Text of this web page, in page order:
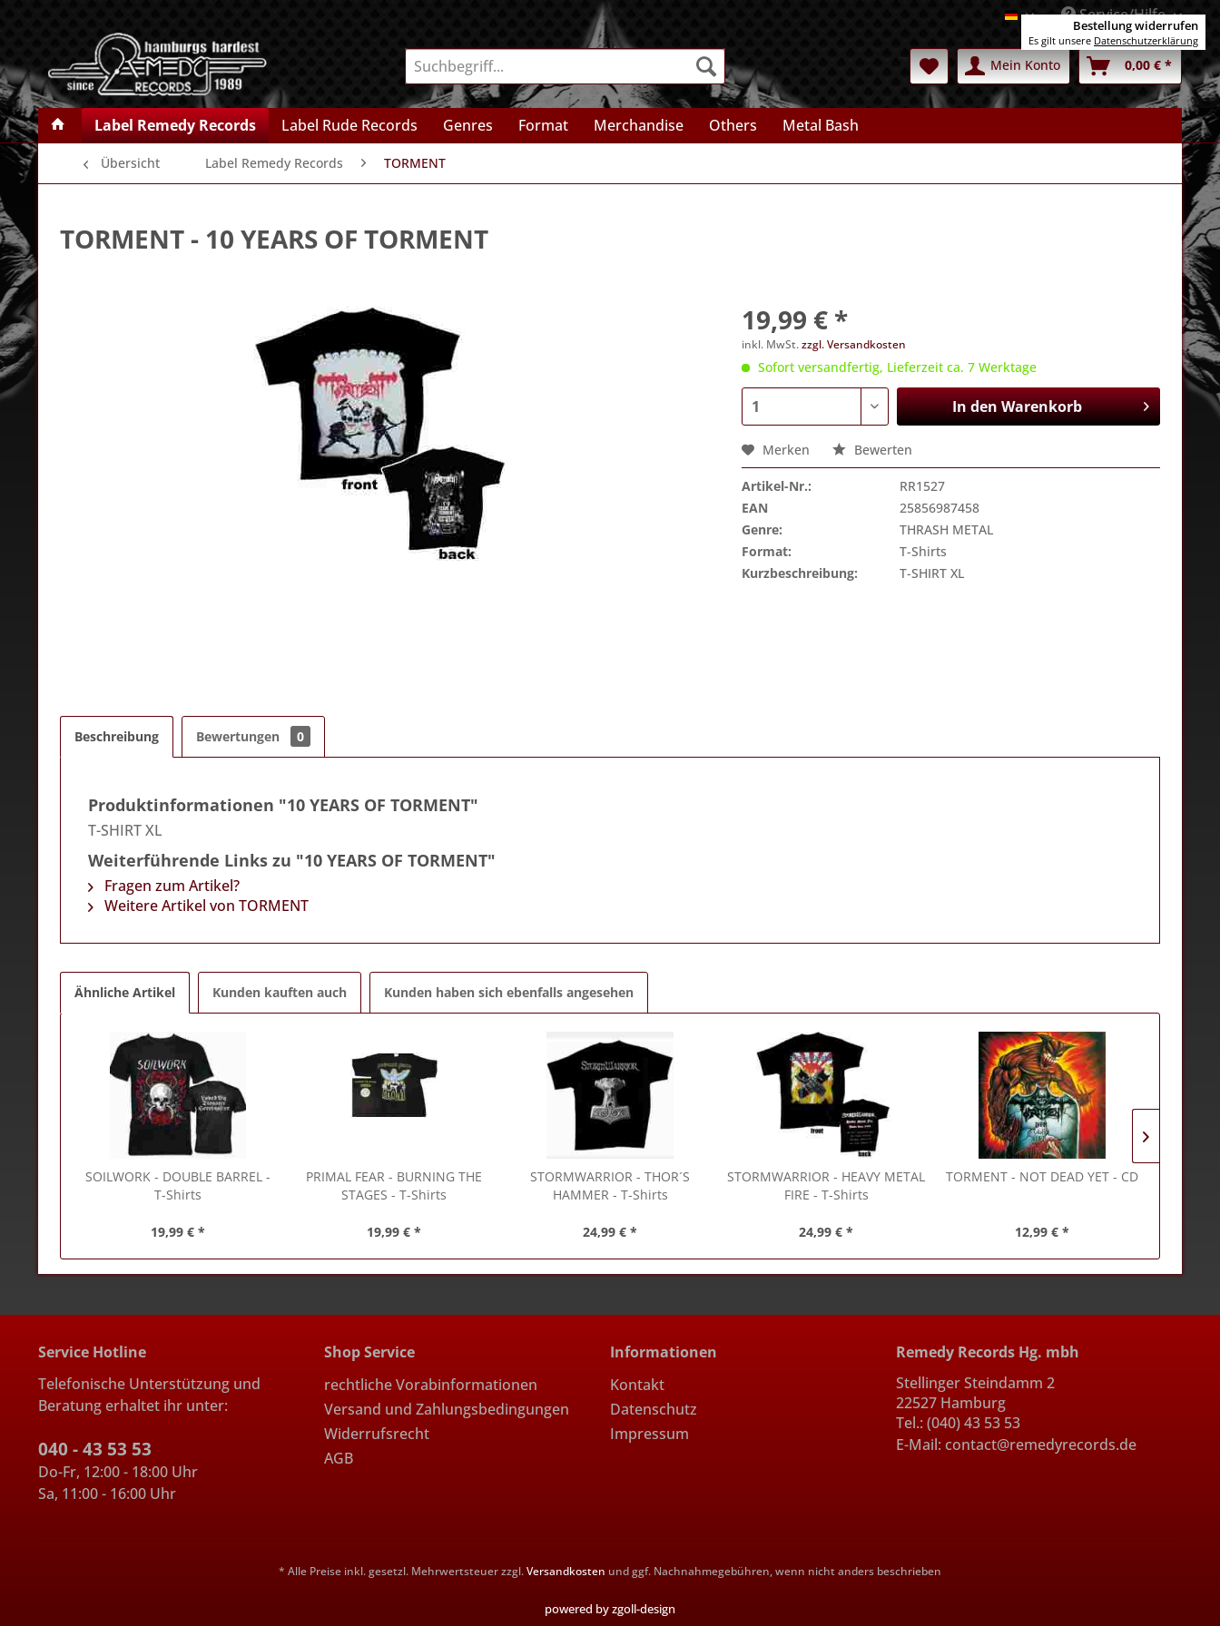
DeutschService/Hilfe
Mein Konto 0,00 € *
Label Remedy Records Label Rude Records Genres Format Merchandise Others Metal Bash
Übersicht Label Remedy Records TORMENT
TORMENT- 10 YEARS OF TORMENT
19,99 € *
inkl. MwSt.zzgl. Versandkosten
Sofort versandfertig, Lieferzeit ca. 7 Werktage
In denWarenkorb
Merken Bewerten
Artikel-Nr.:
RR1527
EAN
25856987458
Genre:
THRASH METAL
Format:
T-Shirts
Kurzbeschreibung:
T-SHIRT XL
Beschreibung Bewertungen 0
Produktinformationen "10 YEARS OF TORMENT"
T-SHIRT XL
Weiterführende Links zu "10 YEARS OF TORMENT"
Fragen zum Artikel?
Weitere Artikel von TORMENT
Ähnliche Artikel Kunden kauften auch Kunden haben sich ebenfalls angesehen
SOILWORK - DOUBLE BARREL -
T-Shirts
19,99 € *
PRIMAL FEAR - BURNING THE
STAGES - T-Shirts
19,99 € *
STORMWARRIOR - THOR´S
HAMMER - T-Shirts
24,99 € *
STORMWARRIOR - HEAVY METAL
FIRE - T-Shirts
24,99 € *
TORMENT - NOT DEAD YET - CD
12,99 € *
Service Hotline
Telefonische Unterstützung und
Beratung erhaltet ihr unter:
040 - 43 53 53
Do-Fr, 12:00 - 18:00 Uhr
Sa, 11:00 - 16:00 Uhr
Shop Service
rechtliche Vorabinformationen
Versand und Zahlungsbedingungen
Widerrufsrecht
AGB
Informationen
Kontakt
Datenschutz
Impressum
Remedy Records Hg. mbh
Stellinger Steindamm 2
22527 Hamburg
Tel.: (040) 43 53 53
E-Mail: contact@remedyrecords.de
* Alle Preise inkl. gesetzl. Mehrwertsteuer zzgl.Versandkosten und ggf. Nachnahmegebühren, wenn nicht anders beschrieben
powered by zgoll-design
Bestellung widerrufen
Es gilt unsere Datenschutzerklärung